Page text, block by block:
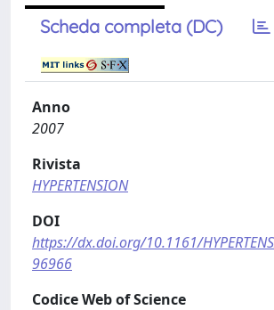
Scheda completa (DC)
Anno
2007
Rivista
HYPERTENSION
DOI
https://dx.doi.org/10.1161/
96966
Codice Web of Science